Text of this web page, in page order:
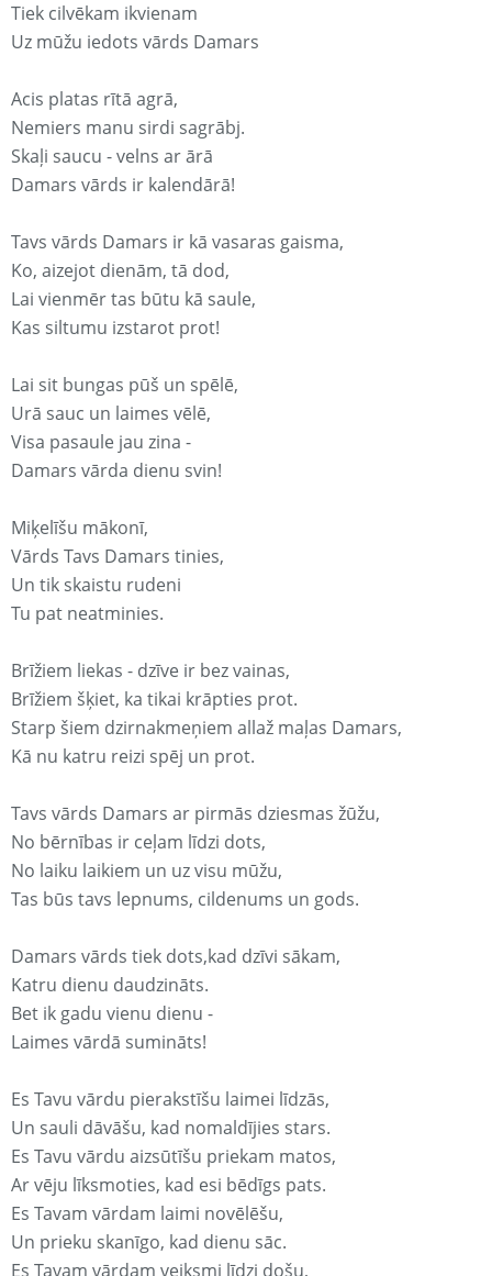
Tiek cilvēkam ikvienam
Uz mūžu iedots vārds Damars
Acis platas rītā agrā,
Nemiers manu sirdi sagrābj.
Skaļi saucu - velns ar ārā
Damars vārds ir kalendārā!
Tavs vārds Damars ir kā vasaras gaisma,
Ko, aizejot dienām, tā dod,
Lai vienmēr tas būtu kā saule,
Kas siltumu izstarot prot!
Lai sit bungas pūš un spēlē,
Urā sauc un laimes vēlē,
Visa pasaule jau zina -
Damars vārda dienu svin!
Miķelīšu mākonī,
Vārds Tavs Damars tinies,
Un tik skaistu rudeni
Tu pat neatminies.
Brīžiem liekas - dzīve ir bez vainas,
Brīžiem šķiet, ka tikai krāpties prot.
Starp šiem dzirnakmeņiem allaž maļas Damars,
Kā nu katru reizi spēj un prot.
Tavs vārds Damars ar pirmās dziesmas žūžu,
No bērnības ir ceļam līdzi dots,
No laiku laikiem un uz visu mūžu,
Tas būs tavs lepnums, cildenums un gods.
Damars vārds tiek dots,kad dzīvi sākam,
Katru dienu daudzināts.
Bet ik gadu vienu dienu -
Laimes vārdā sumināts!
Es Tavu vārdu pierakstīšu laimei līdzās,
Un sauli dāvāšu, kad nomaldījies stars.
Es Tavu vārdu aizsūtīšu priekam matos,
Ar vēju līksmoties, kad esi bēdīgs pats.
Es Tavam vārdam laimi novēlēšu,
Un prieku skanīgo, kad dienu sāc.
Es Tavam vārdam veiksmi līdzi došu,